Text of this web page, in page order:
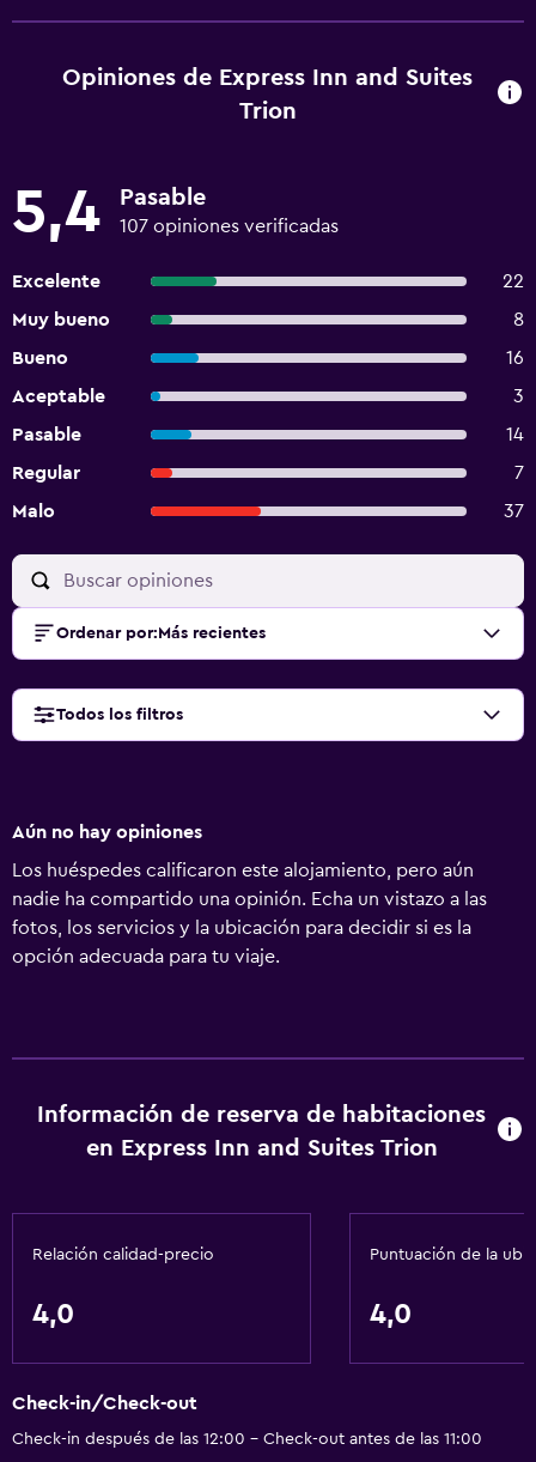
Opiniones de Express Inn and Suites
Trion
5,4 Pasable
107 opiniones verificadas
Excelente
22
Muy bueno
8
Bueno
16
Aceptable
3
Pasable
14
Regular
7
Malo
37
Ordenar por: Más recientes
Todos los filtros
Aún no hay opiniones
Los huéspedes calificaron este alojamiento, pero aún
nadie ha compartido una opinión. Echa un vistazo a las
fotos, los servicios y la ubicación para decidir si es la
opción adecuada para tu viaje.
Información de reserva de habitaciones
en Express Inn and Suites Trion
Relación calidad-precio
4,0
Puntuación de la
4,0
Check-in/Check-out
Check-in después de las 12:00 - Check-out antes de las 11:00